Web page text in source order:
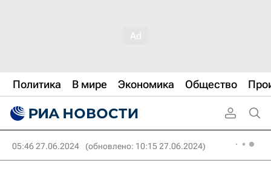
Политика В мире Экономика Общество
05:46 27.06.2024 (обновлено: 10:15 27.06.2024)